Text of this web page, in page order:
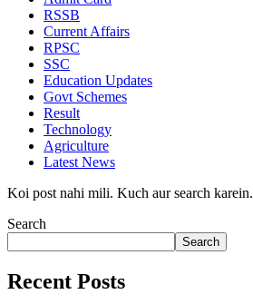
RSSB
Current Affairs
RPSC
SSC
Education Updates
Govt Schemes
Result
Technology
Agriculture
Latest News
Koi post nahi mili. Kuch aur search karein.
Search
Search
Recent Posts